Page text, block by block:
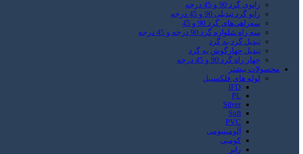
زانوی گرد 90 و 45 درجه
زانو گرد تبدیلی 90 و 45 درجه
سه‌راهی‌های گرد 90 و 45
سه راه شلواره گرد 90 درجه و 45 درجه
تبدیل گرد به گرد
تبدیل چهارگوش به گرد
چهار راه گرد 90 و 45 درجه
محصولات بیشتر
لوله های فلکسیبل
IFD
PL
Silver
Soft
PVC
آلومینیومی
کومبی
رابر